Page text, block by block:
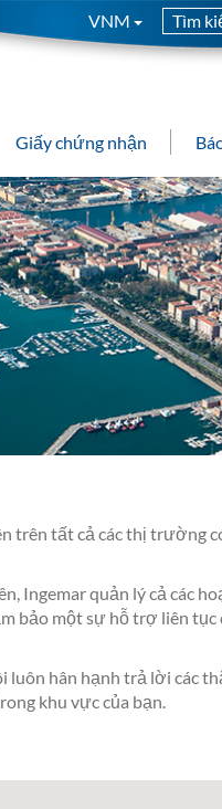
VNM
Giấy chứng nhận
trên tất cả các thị trường
Ingemar quản lý cả các
bảo một sự hỗ trợ liên tục
luôn hân hạnh trả lời các
khu vực của bạn.